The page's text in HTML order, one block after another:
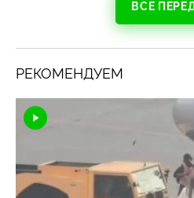
ВСЕ
РЕКОМЕНДУЕМ